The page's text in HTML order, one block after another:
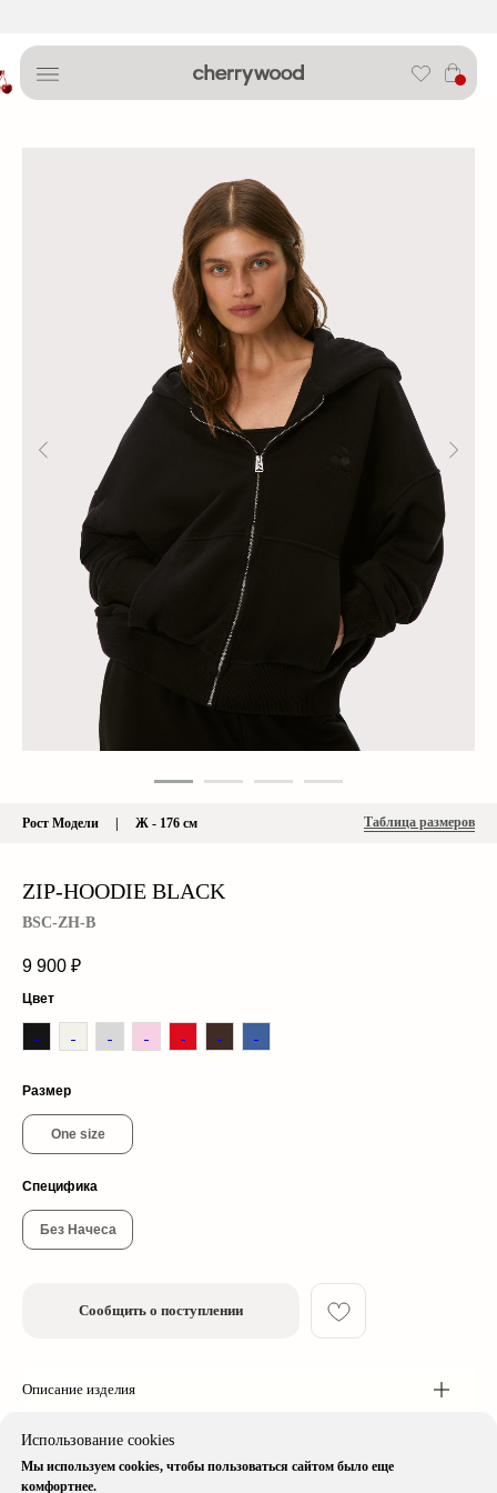
Использование cookies
Мы используем cookies, чтобы пользоваться сайтом было еще
комфортнее.
ZIP-HOODIE BLACK
BSC-ZH-B
9 900 ₽
Цвет
Размер
One size
Специфика
Без Начеса
Сообщить о поступлении
Описание изделия
Доставка & Оплата
Специфика изделия
Рост Модели | Ж - 176 см Таблица размеров
* Instagram принадлежит компании Meta, признанной экстремистской
организацией и запрещенной в РФ